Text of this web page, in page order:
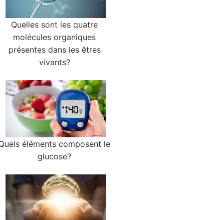
Quelles sont les quatre
molécules organiques
présentes dans les êtres
vivants?
éléments composent le
glucose?